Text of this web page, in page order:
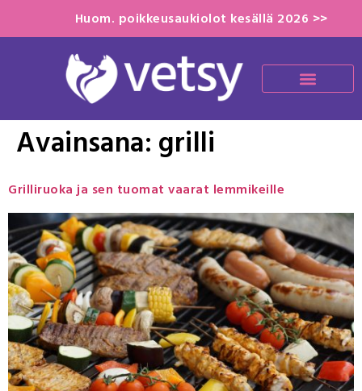
Huom. poikkeusaukiolot kesällä 2026 >>
Avainsana:grilli
Grilliruoka ja sen tuomat vaarat lemmikeille